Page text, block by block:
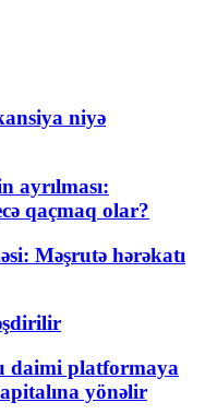
niyə
ayrılması:
qaçmaq olar?
Məşrutə hərəkatı
daimi platformaya
yönəlir